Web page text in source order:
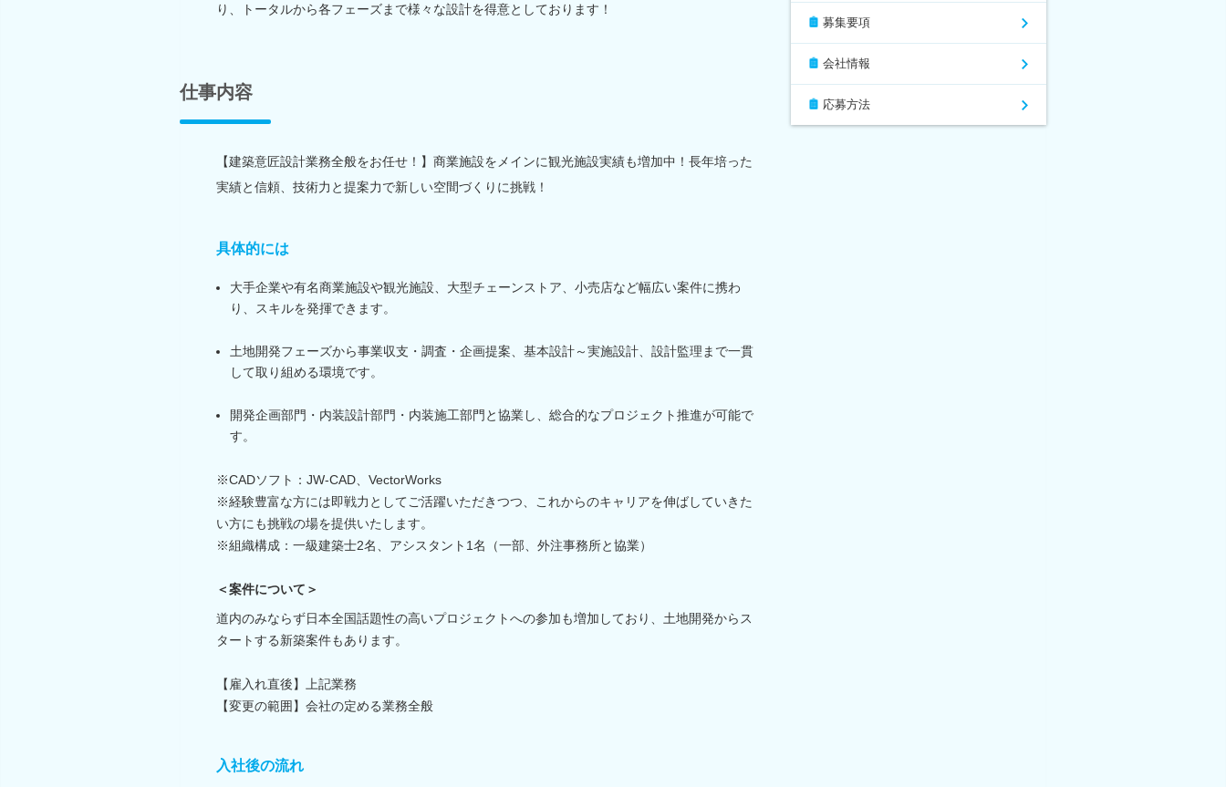
り、トータルから各フェーズまで様々な設計を得意としております！
仕事内容
【建築意匠設計業務全般をお任せ！】商業施設をメインに観光施設実績も増加中！長年培った
実績と信頼、技術力と提案力で新しい空間づくりに挑戦！
具体的には
大手企業や有名商業施設や観光施設、大型チェーンストア、小売店など幅広い案件に携わ
り、スキルを発揮できます。
土地開発フェーズから事業収支・調査・企画提案、基本設計～実施設計、設計監理まで一貫
して取り組める環境です。
開発企画部門・内装設計部門・内装施工部門と協業し、総合的なプロジェクト推進が可能で
す。
※CADソフト：JW-CAD、VectorWorks
※経験豊富な方には即戦力としてご活躍いただきつつ、これからのキャリアを伸ばしていきた
い方にも挑戦の場を提供いたします。
※組織構成：一級建築士2名、アシスタント1名（一部、外注事務所と協業）
＜案件について＞
道内のみならず日本全国話題性の高いプロジェクトへの参加も増加しており、土地開発からス
タートする新築案件もあります。
【雇入れ直後】上記業務
【変更の範囲】会社の定める業務全般
入社後の流れ
募集要項
会社情報
応募方法